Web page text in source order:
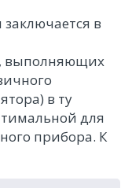
в
выполняющих
в ту
для
прибора. К